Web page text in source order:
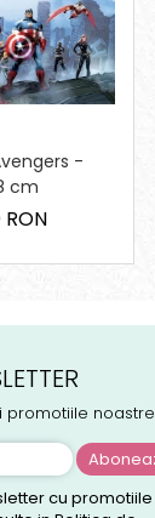
-
cm
promotiile noastre
cu promotiile